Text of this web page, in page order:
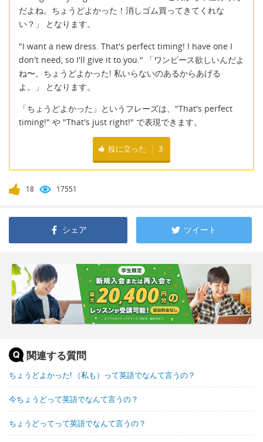
だよね。ちょうどよかった！消しゴム買ってきてくれな
い？」 となります。
"I want a new dress. That's perfect timing! I have one I
don't need, so I'll give it to you." 「ワンピース欲しいんだよ
ね〜。ちょうどよかった! 私いらないのあるからあげる
よ。」 となります。
「ちょうどよかった」というフレーズは、"That's perfect
timing!" や "That's just right!" で表現できます。
役に立った 3
18 17551
シェア ツイート
関連する質問
ちょうどよかった! （私も）って英語でなんて言うの？
今ちょうどって英語でなんて言うの？
ちょうどってって英語でなんて言うの？